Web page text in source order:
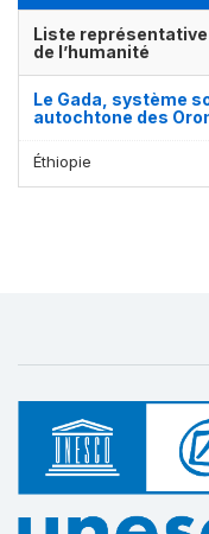
Liste
de l’humanité
Le Gada, système
autochtone des
Éthiopie